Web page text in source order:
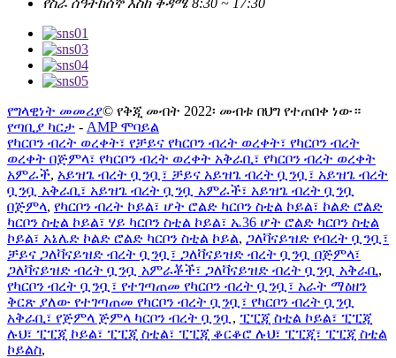
የግላዊነት መመሪያ© የቅጂ መብት 2022፡ መብቱ በህግ የተጠበቀ ነው።
የጣቢያ ካርታ - AMP ሞባይል
የካርቦን ብረት ወረቀት፣ የቻይና የካርቦን ብረት ወረቀት፣ የካርቦን ብረት
ወረቀት በጅምላ፣ የካርቦን ብረት ወረቀት አቅራቢ፣ የካርቦን ብረት ወረቀት
አምራች, አይዝጌ ብረት ቧንቧ፣ ቻይና አይዝጌ ብረት ቧንቧ፣ አይዝጌ ብረት
ቧንቧ አቅራቢ፣ አይዝጌ ብረት ቧንቧ አምራች፣ አይዝጌ ብረት ቧንቧ
በጅምላ, የካርቦን ብረት ኮይል፣ ሆት ሮልድ ካርቦን ስቲል ኮይል፣ ኮልድ ሮልድ
ካርቦን ስቲል ኮይል፣ ሃይ ካርቦን ስቲል ኮይል፣ ኤ36 ሆት ሮልድ ካርቦን ስቲል
ኮይል፣ አኔሌድ ኮልድ ሮልድ ካርቦን ስቲል ኮይል, ጋለቫናይዝድ የብረት ቧንቧ፣
ቻይና ጋለቫናይዝድ ብረት ቧንቧ፣ ጋለቫናይዝድ ብረት ቧንቧ በጅምላ፣
ጋለቫናይዝድ ብረት ቧንቧ አምራቾች፣ ጋለቫናይዝድ ብረት ቧንቧ አቅራቢ,
የካርቦን ብረት ቧንቧ፣ የተገጣጠመ የካርቦን ብረት ቧንቧ፣ አራት ማዕዘን
ቅርጽ ያለው የተገጣጠመ የካርቦን ብረት ቧንቧ፣ የካርቦን ብረት ቧንቧ
አቅራቢ፣ የጅምላ ጅምላ ካርቦን ብረት ቧንቧ , ፒፒጂ ስቲል ኮይል፣ ፒፒጂ
ሉህ፣ ፒፒጂ ኮይል፣ ፒፒጂ ስቲል፣ ፒፒጂ ቆርቆሮ ሉህ፣ ፒፒጂ፣ ፒፒጂ ስቲል
ኮይልስ,